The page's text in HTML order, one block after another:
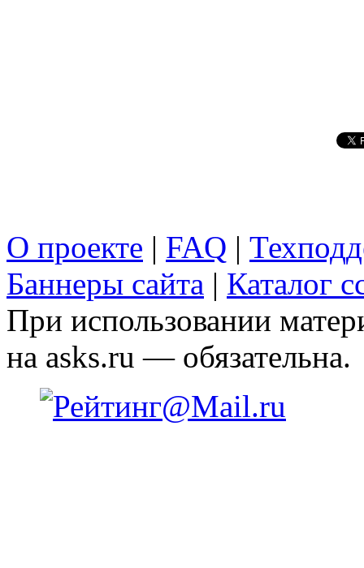
О проекте | FAQ |
Баннеры сайта | Каталог
При использовании
на asks.ru — обязательна.